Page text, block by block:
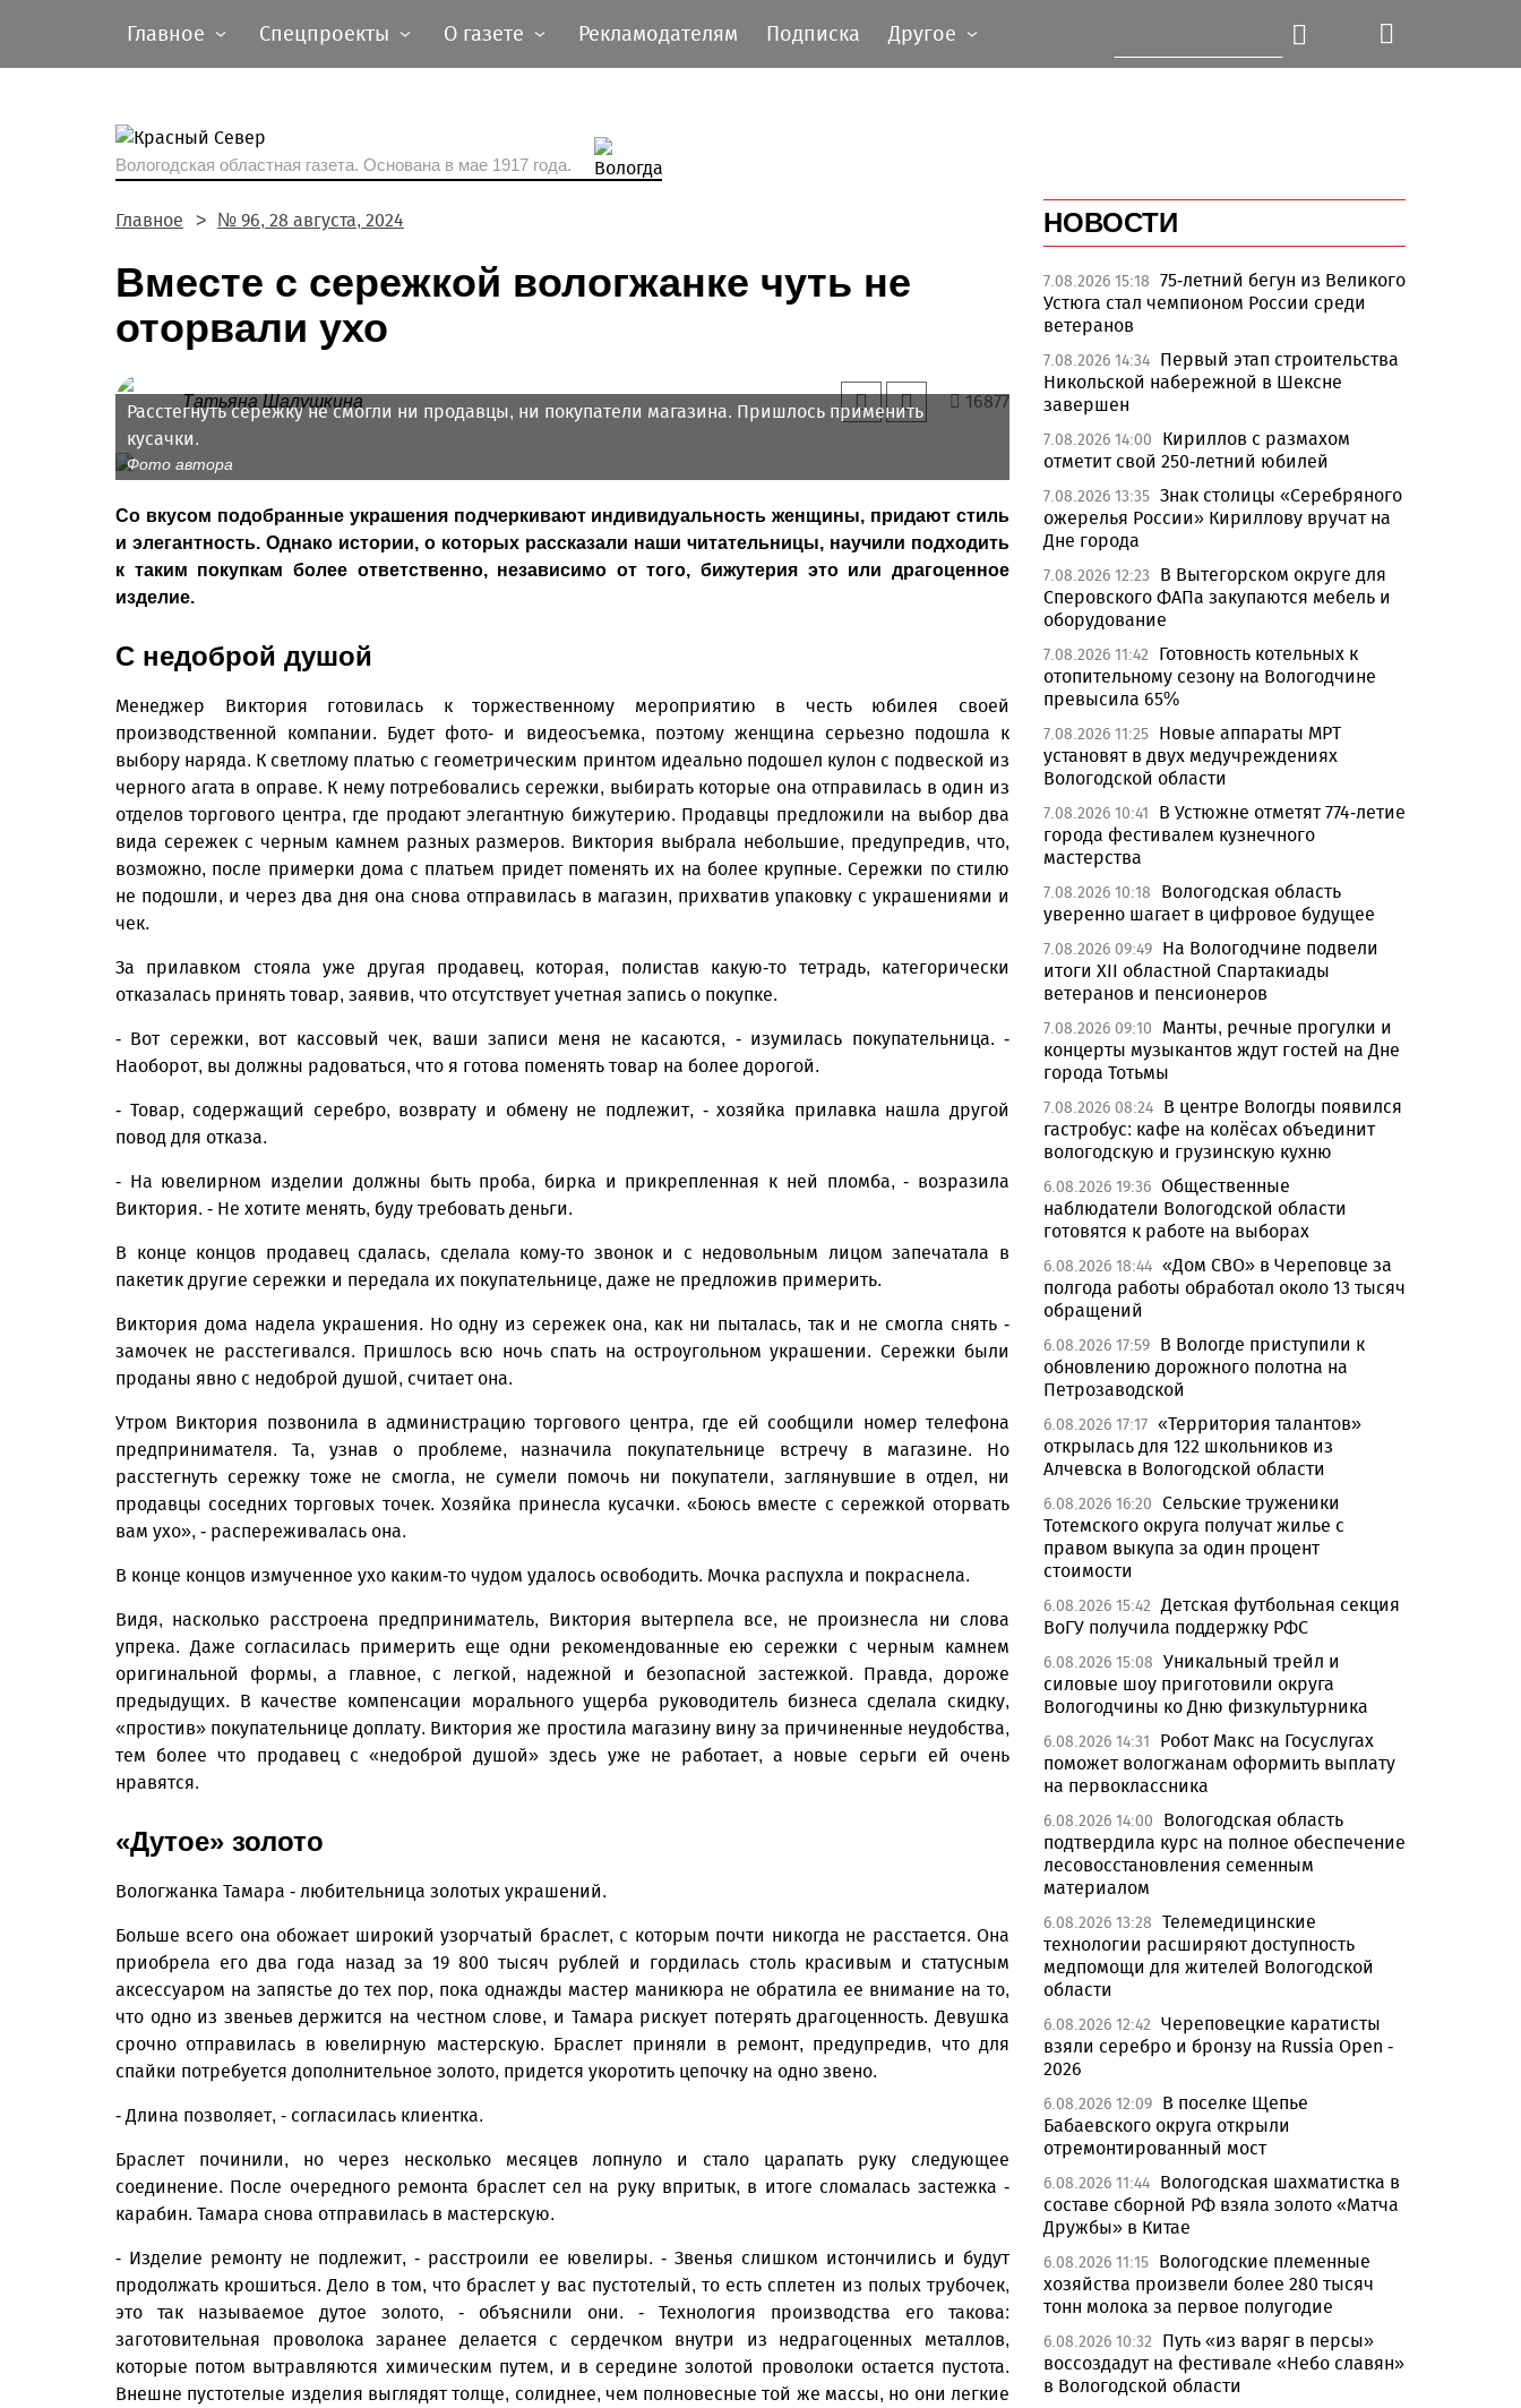
Главное Спецпроекты О газете Рекламодателям Подписка Другое
Вологодская областная газета. Основана в мае 1917 года.
Главное № 96, 28 августа, 2024
Вместе с сережкой вологжанке чуть не
оторвали ухо
Татьяна Шалушкина 16877
Расстегнуть сережку не смогли ни продавцы, ни покупатели магазина. Пришлось применить
кусачки.
Фото автора
Со вкусом подобранные украшения подчеркивают индивидуальность женщины, придают стиль
и элегантность. Однако истории, о которых рассказали наши читательницы, научили подходить
к таким покупкам более ответственно, независимо от того, бижутерия это или драгоценное
изделие.
С недоброй душой
Менеджер Виктория готовилась к торжественному мероприятию в честь юбилея своей
производственной компании. Будет фото- и видеосъемка, поэтому женщина серьезно подошла к
выбору наряда. К светлому платью с геометрическим принтом идеально подошел кулон с подвеской из
черного агата в оправе. К нему потребовались сережки, выбирать которые она отправилась в один из
отделов торгового центра, где продают элегантную бижутерию. Продавцы предложили на выбор два
вида сережек с черным камнем разных размеров. Виктория выбрала небольшие, предупредив, что,
возможно, после примерки дома с платьем придет поменять их на более крупные. Сережки по стилю
не подошли, и через два дня она снова отправилась в магазин, прихватив упаковку с украшениями и
чек.
За прилавком стояла уже другая продавец, которая, полистав какую-то тетрадь, категорически
отказалась принять товар, заявив, что отсутствует учетная запись о покупке.
- Вот сережки, вот кассовый чек, ваши записи меня не касаются, - изумилась покупательница. -
Наоборот, вы должны радоваться, что я готова поменять товар на более дорогой.
- Товар, содержащий серебро, возврату и обмену не подлежит, - хозяйка прилавка нашла другой
повод для отказа.
- На ювелирном изделии должны быть проба, бирка и прикрепленная к ней пломба, - возразила
Виктория. - Не хотите менять, буду требовать деньги.
В конце концов продавец сдалась, сделала кому-то звонок и с недовольным лицом запечатала в
пакетик другие сережки и передала их покупательнице, даже не предложив примерить.
Виктория дома надела украшения. Но одну из сережек она, как ни пыталась, так и не смогла снять -
замочек не расстегивался. Пришлось всю ночь спать на остро­угольном украшении. Сережки были
проданы явно с недоброй душой, считает она.
Утром Виктория позвонила в администрацию торгового центра, где ей сообщили номер телефона
предпринимателя. Та, узнав о проблеме, назначила покупательнице встречу в магазине. Но
расстегнуть сережку тоже не смогла, не сумели помочь ни покупатели, заглянувшие в отдел, ни
продавцы соседних торговых точек. Хозяйка принесла кусачки. «Боюсь вместе с сережкой оторвать
вам ухо», - распереживалась она.
В конце концов измученное ухо каким-то чудом удалось освободить. Мочка распухла и покраснела.
Видя, насколько расстроена предприниматель, Виктория вытерпела все, не произнесла ни слова
упрека. Даже согласилась примерить еще одни рекомендованные ею сережки с черным камнем
оригинальной формы, а главное, с легкой, надежной и безопасной застежкой. Правда, дороже
предыдущих. В качестве компенсации морального ущерба руководитель бизнеса сделала скидку,
«простив» покупательнице доплату. Виктория же простила магазину вину за причиненные неудобства,
тем более что продавец с «недоброй душой» здесь уже не работает, а новые серьги ей очень
нравятся.
«Дутое» золото
Вологжанка Тамара - любительница золотых украшений.
Больше всего она обожает широкий узорчатый браслет, с которым почти никогда не расстается. Она
приобрела его два года назад за 19 800 тысяч рублей и гордилась столь красивым и статусным
аксессуаром на запястье до тех пор, пока однажды мастер маникюра не обратила ее внимание на то,
что одно из звеньев держится на честном слове, и Тамара рискует потерять драгоценность. Девушка
срочно отправилась в ювелирную мастерскую. Браслет приняли в ремонт, предупредив, что для
спайки потребуется дополнительное золото, придется укоротить цепочку на одно звено.
- Длина позволяет, - согласилась клиентка.
Браслет починили, но через несколько месяцев лопнуло и стало царапать руку следующее
соединение. После очередного ремонта браслет сел на руку впритык, в итоге сломалась застежка -
карабин. Тамара снова отправилась в мастерскую.
- Изделие ремонту не подлежит, - расстроили ее ювелиры. - Звенья слишком истончились и будут
продолжать крошиться. Дело в том, что браслет у вас пустотелый, то есть сплетен из полых трубочек,
это так называемое дутое золото, - объяснили они. - Технология производства его такова:
заготовительная проволока заранее делается с сердечком внутри из недрагоценных металлов,
которые потом вытравляются химическим путем, и в середине золотой проволоки остается пустота.
Внешне пустотелые изделия выглядят толще, солиднее, чем полновесные той же массы, но они легкие
НОВОСТИ
7.08.2026 15:18 75-летний бегун из Великого
Устюга стал чемпионом России среди
ветеранов
7.08.2026 14:34 Первый этап строительства
Никольской набережной в Шексне
завершен
7.08.2026 14:00
Кириллов с размахом
отметит свой 250-летний юбилей
7.08.2026 13:35 Знак столицы «Серебряного
ожерелья России» Кириллову вручат на
Дне города
7.08.2026 12:23
В Вытегорском округе для
Сперовского ФАПа закупаются мебель и
оборудование
7.08.2026 11:42
Готовность котельных к
отопительному сезону на Вологодчине
превысила 65%
7.08.2026 11:25 Новые аппараты МРТ
установят в двух медучреждениях
Вологодской области
7.08.2026 10:41
В Устюжне отметят 774-летие
города фестивалем кузнечного
мастерства
7.08.2026 10:18
Вологодская область
уверенно шагает в цифровое будущее
7.08.2026 09:49 На Вологодчине подвели
итоги XII областной Спартакиады
ветеранов и пенсионеров
7.08.2026 09:10
Манты, речные прогулки и
концерты музыкантов ждут гостей на Дне
города Тотьмы
7.08.2026 08:24 В центре Вологды появился
гастробус: кафе на колёсах объединит
вологодскую и грузинскую кухню
6.08.2026 19:36 Общественные
наблюдатели Вологодской области
готовятся к работе на выборах
6.08.2026 18:44 «Дом СВО» в Череповце за
полгода работы обработал около 13 тысяч
обращений
6.08.2026 17:59 В Вологде приступили к
обновлению дорожного полотна на
Петрозаводской
6.08.2026 17:17 «Территория талантов»
открылась для 122 школьников из
Алчевска в Вологодской области
6.08.2026 16:20 Сельские труженики
Тотемского округа получат жилье с
правом выкупа за один процент
стоимости
6.08.2026 15:42 Детская футбольная секция
ВоГУ получила поддержку РФС
6.08.2026 15:08 Уникальный трейл и
силовые шоу приготовили округа
Вологодчины ко Дню физкультурника
6.08.2026 14:31
Робот Макс на Госуслугах
поможет вологжанам оформить выплату
на первоклассника
6.08.2026 14:00
Вологодская область
подтвердила курс на полное обеспечение
лесовосстановления семенным
материалом
6.08.2026 13:28 Телемедицинские
технологии расширяют доступность
медпомощи для жителей Вологодской
области
6.08.2026 12:42 Череповецкие каратисты
взяли серебро и бронзу на Russia Open -
2026
6.08.2026 12:09 В поселке Щепье
Бабаевского округа открыли
отремонтированный мост
6.08.2026 11:44 Вологодская шахматистка в
составе сборной РФ взяла золото «Матча
Дружбы» в Китае
6.08.2026 11:15 Вологодские племенные
хозяйства произвели более 280 тысяч
тонн молока за первое полугодие
6.08.2026 10:32
Путь «из варяг в персы»
воссоздадут на фестивале «Небо славян»
в Вологодской области